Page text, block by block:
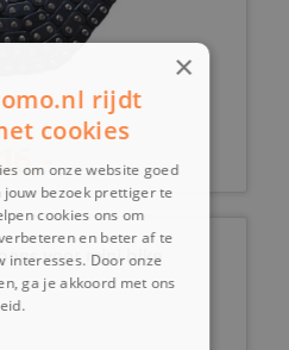
16,-
voor mini bike
×
rijdt
cookies
om onze website goed
bezoek prettiger te
cookies ons om
en beter af te
interesses. Door onze
ga je akkoord met ons